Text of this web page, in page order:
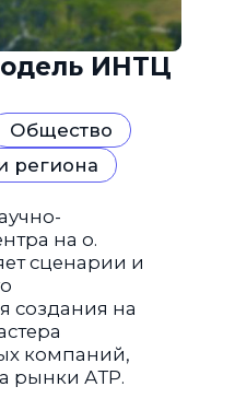
ИНТЦ
Общество
региона
на о.
сценарии и
создания на
компаний,
рынки АТР.